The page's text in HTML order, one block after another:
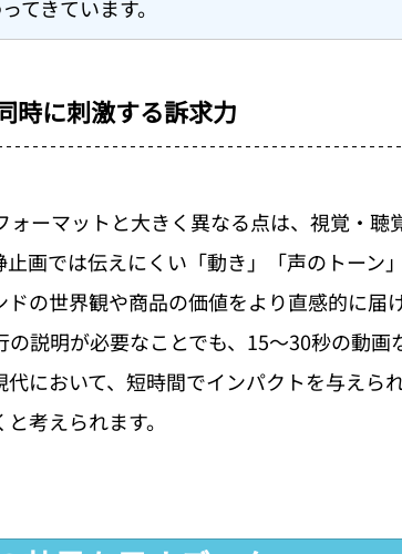
てきています。
時に刺激する訴求力
ォーマットと大きく異なる点は、視覚・聴
止画では伝えにくい「動き」「声のトーン
の世界観や商品の価値をより直感的に届
の説明が必要なことでも、15〜30秒の動画
代において、短時間でインパクトを与えら
考えられます。